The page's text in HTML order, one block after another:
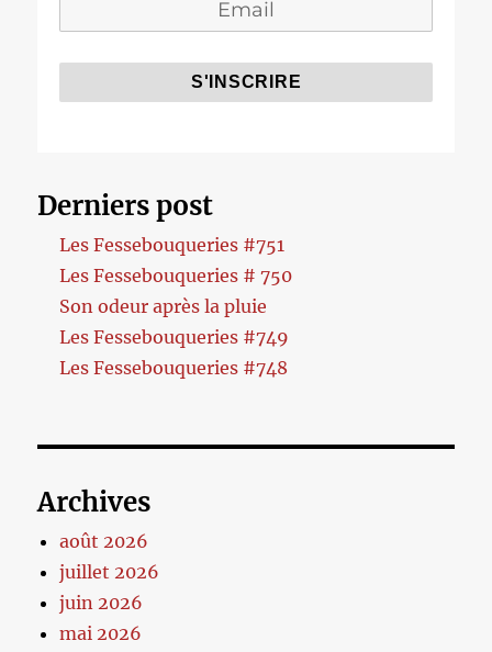
Derniers post
Les Fessebouqueries #751
Les Fessebouqueries # 750
Son odeur après la pluie
Les Fessebouqueries #749
Les Fessebouqueries #748
Archives
août 2026
juillet 2026
juin 2026
mai 2026